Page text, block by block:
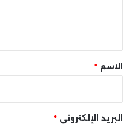
* الاسم *
البريد الإلكتروني *